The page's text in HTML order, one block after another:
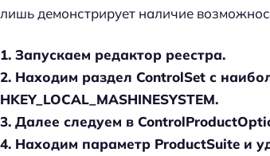
лишь демонстрирует наличие
1. Запускаем редактор реестра.
2. Находим раздел ControlSet с
HKEY_LOCAL_MASHINESYSTEM.
3. Далее следуем в
4. Находим параметр ProductSuite и